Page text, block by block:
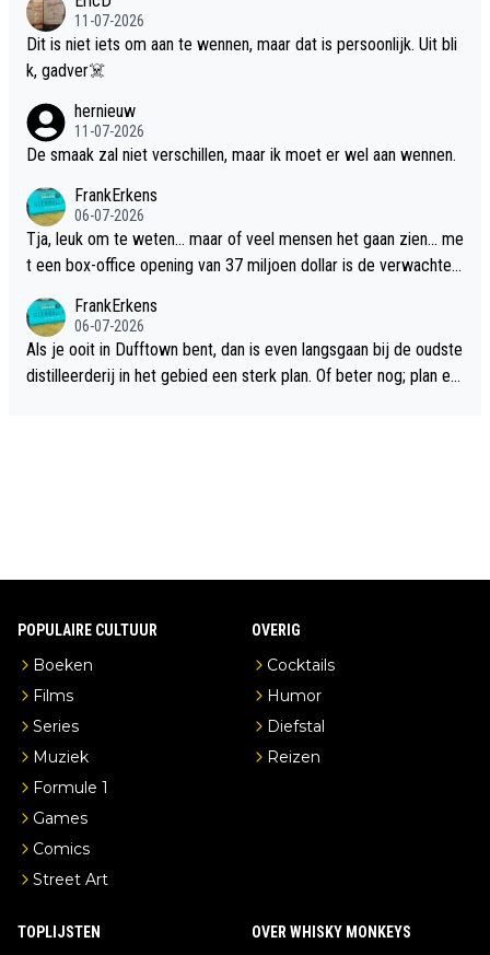
11-07-2026
Dit is niet iets om aan te wennen, maar dat is persoonlijk. Uit bli
k, gadver☠️
hernieuw
11-07-2026
De smaak zal niet verschillen, maar ik moet er wel aan wennen.
FrankErkens
06-07-2026
Tja, leuk om te weten... maar of veel mensen het gaan zien... me
t een box-office opening van 37 miljoen dollar is de verwachte
FrankErkens
06-07-2026
Als je ooit in Dufftown bent, dan is even langsgaan bij de oudste
distilleerderij in het gebied een sterk plan. Of beter nog; plan ee
POPULAIRE CULTUUR
Boeken
Films
Series
Muziek
Formule 1
Games
Comics
Street Art
OVERIG
Cocktails
Humor
Diefstal
Reizen
TOPLIJSTEN OVER WHISKY MONKEYS